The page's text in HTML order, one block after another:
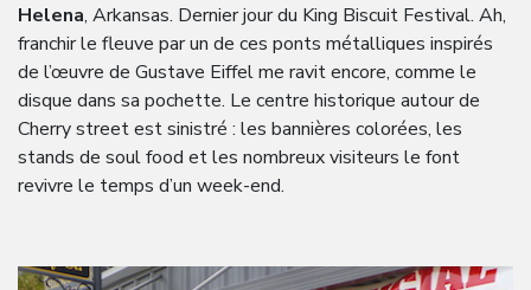
Helena, Arkansas. Dernier jour du King Biscuit Festival. Ah,
franchir le fleuve par un de ces ponts métalliques inspirés
de l’œuvre de Gustave Eiffel me ravit encore, comme le
disque dans sa pochette. Le centre historique autour de
Cherry street est sinistré : les bannières colorées, les
stands de soul food et les nombreux visiteurs le font
revivre le temps d’un week-end.